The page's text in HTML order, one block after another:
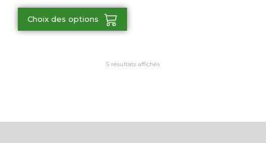
Choix des options
5 résultats affichés